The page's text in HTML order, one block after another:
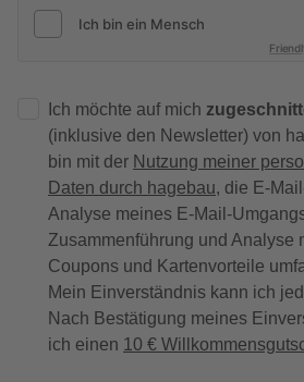
Ich möchte auf mich
(inklusive den Newsletter) von
bin mit der Nutzung meiner
Daten durch hagebau, die E-
Analyse meines E-Mail-
Zusammenführung und Analyse
Coupons und Kartenvorteile
Mein Einverständnis kann ich
Nach Bestätigung meines
ich einen 10 €